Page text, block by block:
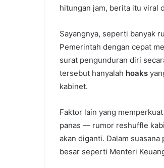
hitungan jam, berita itu viral
Sayangnya, seperti banyak
Pemerintah dengan cepat
surat pengunduran diri
tersebut hanyalah hoaks
kabinet.
Faktor lain yang
panas — rumor reshuffle
akan diganti. Dalam
besar seperti Menteri